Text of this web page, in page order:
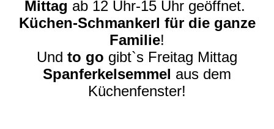
Mittag ab 12 Uhr-15 Uhr geöffnet.
Küchen-Schmankerl für die ganze
Familie!
Und to go gibt`s Freitag Mittag
Spanferkelsemmel aus dem
Küchenfenster!